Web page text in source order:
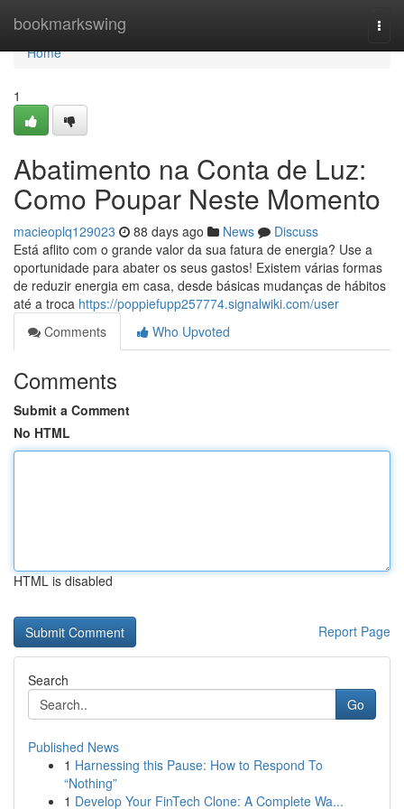
bookmarkswing
Home
Home
1
Abatimento na Conta de Luz:
Como Poupar Neste Momento
macieoplq129023 88 days ago News
Discuss
Está aflito com o grande valor da sua fatura de energia? Use a
oportunidade para abater os seus gastos! Existem várias formas
de reduzir energia em casa, desde básicas mudanças de hábitos
até a troca https://poppiefupp257774.signalwiki.com/user
Comments
Who Upvoted
Comments
Submit a Comment
No HTML
HTML is disabled
Report Page
Search
Go
Published News
1 Harnessing this Pause: How to Respond To
“Nothing”
1 Develop Your FinTech Clone: A Complete Wa...